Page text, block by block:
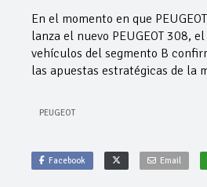
En el momento en que
lanza el nuevo PEUGEOT 308,
vehículos del segmento B
las apuestas estratégicas de la
PEUGEOT
Facebook Email